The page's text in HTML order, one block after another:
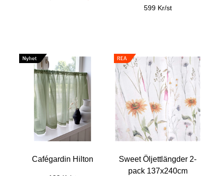
599 Kr/st
Cafégardin Hilton
Sweet Öljettlängder 2-
pack 137x240cm